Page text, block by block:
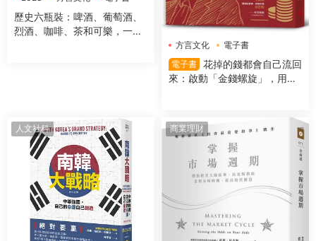
歷史六瓶裝：啤酒、葡萄酒、
烈酒、咖啡、茶和可樂，一字
方言文化
電子書
電子書 花掉的錢都會自己流回
來：啟動「金錢螺旋」，用錢
人文社科 商業理財